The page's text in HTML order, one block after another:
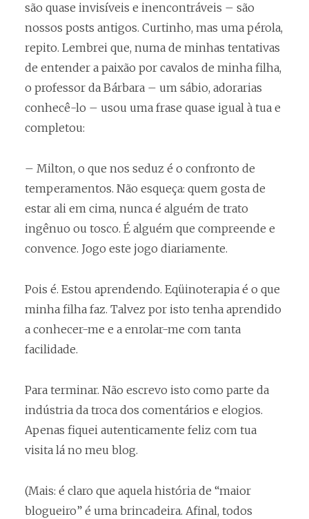
são quase invisíveis e inencontráveis – são
nossos posts antigos. Curtinho, mas uma pérola,
repito. Lembrei que, numa de minhas tentativas
de entender a paixão por cavalos de minha filha,
o professor da Bárbara – um sábio, adorarias
conhecê-lo – usou uma frase quase igual à tua e
completou:
– Milton, o que nos seduz é o confronto de
temperamentos. Não esqueça: quem gosta de
estar ali em cima, nunca é alguém de trato
ingênuo ou tosco. É alguém que compreende e
convence. Jogo este jogo diariamente.
Pois é. Estou aprendendo. Eqüinoterapia é o que
minha filha faz. Talvez por isto tenha aprendido
a conhecer-me e a enrolar-me com tanta
facilidade.
Para terminar. Não escrevo isto como parte da
indústria da troca dos comentários e elogios.
Apenas fiquei autenticamente feliz com tua
visita lá no meu blog.
(Mais: é claro que aquela história de “maior
blogueiro” é uma brincadeira. Afinal, todos